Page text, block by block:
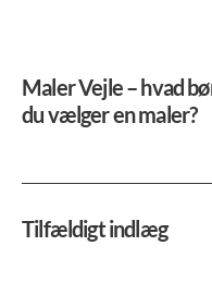
Maler Vejle – hvad
du vælger en maler?
Tilfældigt indlæg